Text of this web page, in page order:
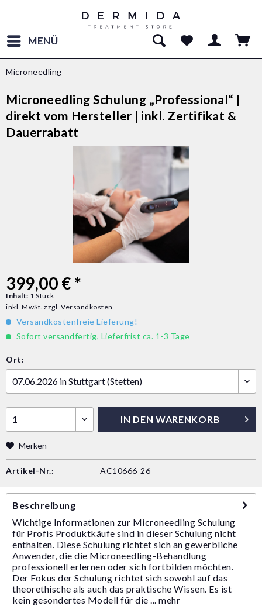
MENÜ
Microneedling
Microneedling Schulung „Professional“ |
direkt vom Hersteller | inkl. Zertifikat &
Dauerrabatt
399,00 € *
Inhalt: 1 Stück
inkl. MwSt. zzgl. Versandkosten
Versandkostenfreie Lieferung!
Sofort versandfertig, Lieferfrist ca. 1-3 Tage
Ort:
IN DEN WARENKORB
Merken
Artikel-Nr.: AC10666-26
Beschreibung
Wichtige Informationen zur Microneedling Schulung
für Profis Produktkäufe sind in dieser Schulung nicht
enthalten. Diese Schulung richtet sich an gewerbliche
Anwender, die die Microneedling-Behandlung
professionell erlernen oder sich fortbilden möchten.
Der Fokus der Schulung richtet sich sowohl auf das
theorethische als auch das praktische Wissen. Es ist
kein gesondertes Modell für die ... mehr